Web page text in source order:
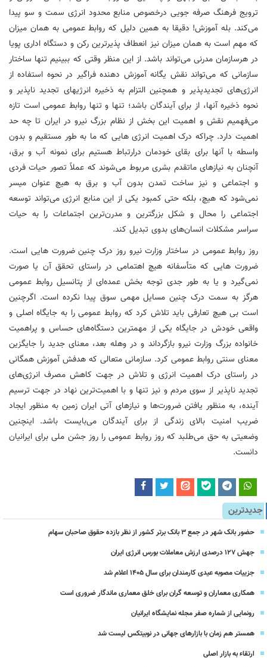
ترویج فرهنگ صرفه جویی درخصوص منابع محدود انرژی سمت و سو پیدا
می‌کند. بله آموزش! دقیقا به همین دلیل که روابط عمومی به همان میزان
که مهم است به همان میزان نیز انعطاف پذیرترین رکن و دستگاه اداری پویا
در هرسازمان مدرنی می‌تواند باشد. از این منظر وقتی که ببینیم تنها ساختار
سازمانی که می‌تواند نقش یگانه آموزش دهنده فراگیر در نحوه استفاده از
انرژی‌های تجدیدپذیر و همچنین التزام به ذخیره انرژیهای تجدید ناپذیر و
نحوه ذخیره آنها، از برای آیندگان باشد؛ تنها و تنها روابط عمومی است تازه
می‌فهمیم نقش و اهمیت این بخش از نظام بزرگ نیرو در ایران تا چه حد
اهمیت دارد. چراکه درک اهمیت انرژی هایی که ما به طور مستقیم و بدون
واسطه با آنها برای بقای خودمان درارتباط هستیم برای نمونه آب و برق،
آنچنان به نیاز‌های ماتقدم بشری مربوط می‌شوند که عملاً تصور حیات فردی
و اجتماعی و نیز ساخت تمدن بدون آب و برق به هیچ عنوان میسر
نمی‌شود که هیچ، بلکه حتی کمبود یکی از این منابع انرژی می‌تواند توسعه
اجتماعی را محال و شکل بزرگترین و مدرن‌ترین اجتماعات را به حیات
سراسر مشکلات انسان‌های بدوی تبدیل کند.
روز روابط عمومی در ساختار وزارت نیرو روز درک چنین ضرورت هایی است.
ضرورت هایی که متأسفانه هیچ اهتمامی در راستای تحقق آن یا صورت
نمی‌گیرد و یا به طور جدی توجه بخش عمده‌ای از پتانسیل روابط عمومی
هرگز به سمت درک چنین مسایل مهمی سوق پیدا نکرده است. اگرچنین
است بی هیچ تعارفی باید تلاش کرد که روابط عمومی را به جایگاه اصلی و
واقعی خودش در جایگاه یکی از مهمترین دستگاه‌های حساس و پراهمیت
خانواده بزرگ وزارت نیرو بازگرداند و در وهله بعد، معنای جدید را جایگزین
معنای سنتی روابط عمومی کرد. سازمانی متعالی که هدفش آموزش همگانی
در راستای درک اهمیت انرژی و تلاش در جهت کاهش مصرف انرژی‌های
تجدید ناپذیر از سوی مردم و نیز تنها و با اهمیت‌ترین نهاد در جهت ترسیم
آینده، به منظور یافتن ضرورت‌ها و نیازهای آتی ایران زمین به منظور ایجاد
ضریب امنیت بالای زندگی از برای آیندگان می‌بایست باشد. اینچنین
وضعیتی به حق می‌طلبد که روز روابط عمومی را روز جشن ملی برای ایرانیان
دانست.
جدیدترین
حضور بانک شهر در جمع ۳ بانک برتر کشور از نظر بازده حقوق صاحبان سهام
جهش ۱۲۷ درصدی ارزش معاملات بورس انرژی ایران
جزییات مصوبه عیدی کارمندان برای سال 1405 اعلام شد
همکاری معماران و توسعه گران برای خلق معماری ماندگار ضروری است
رونمایی از شماره صفر مجله نمایشگاه ایرانیان
همستر هم زمان با بازارهای جهانی در نوبیتکس لیست شد
ارتقاء به بازار اصلی